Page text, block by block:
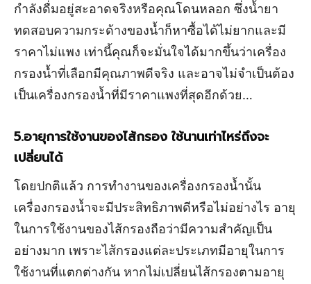
กำลังดื่มอยู่สะอาดจริงหรือคุณโดนหลอก ซึ่งน้ำยา
ทดสอบความกระด้างของน้ำก็หาซื้อได้ไม่ยากและมี
ราคาไม่แพง เท่านี้คุณก็จะมั่นใจได้มากขึ้นว่าเครื่อง
กรองน้ำที่เลือกมีคุณภาพดีจริง และอาจไม่จำเป็นต้อง
เป็นเครื่องกรองน้ำที่มีราคาแพงที่สุดอีกด้วย…
5.อายุการใช้งานของไส้กรอง ใช้นานเท่าไหร่ถึงจะ
เปลี่ยนได้
โดยปกติแล้ว การทำงานของเครื่องกรองน้ำนั้น
เครื่องกรองน้ำจะมีประสิทธิภาพดีหรือไม่อย่างไร อายุ
ในการใช้งานของไส้กรองถือว่ามีความสำคัญเป็น
อย่างมาก เพราะไส้กรองแต่ละประเภทมีอายุในการ
ใช้งานที่แตกต่างกัน หากไม่เปลี่ยนไส้กรองตามอายุ